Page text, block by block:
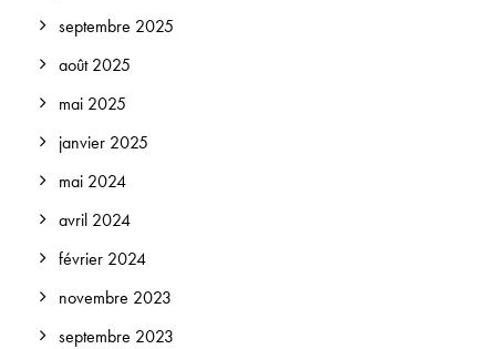
septembre 2025
août 2025
mai 2025
janvier 2025
mai 2024
avril 2024
février 2024
novembre 2023
septembre 2023